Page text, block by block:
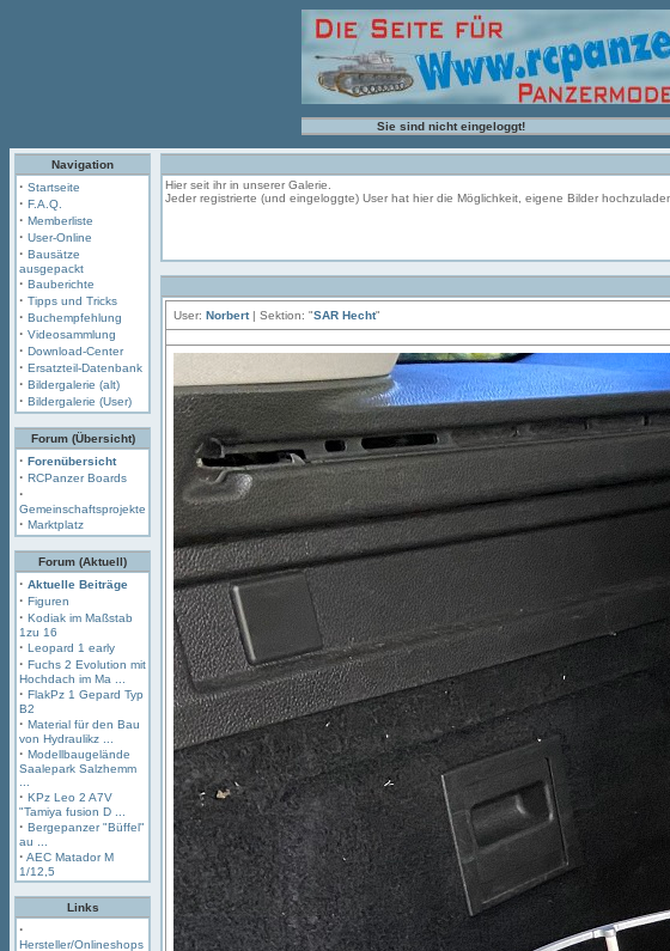
Sie sind nicht eingeloggt!
Navigation
· Startseite
· F.A.Q.
· Memberliste
· User-Online
· Bausätze
ausgepackt
· Bauberichte
· Tipps und Tricks
· Buchempfehlung
· Videosammlung
· Download-Center
· Ersatzteil-Datenbank
· Bildergalerie (alt)
· Bildergalerie (User)
Forum (Übersicht)
· Forenübersicht
· RCPanzer Boards
·
Gemeinschaftsprojekte
· Marktplatz
Forum (Aktuell)
· Aktuelle Beiträge
· Figuren
· Kodiak im Maßstab
1zu 16
· Leopard 1 early
· Fuchs 2 Evolution mit
Hochdach im Ma ...
· FlakPz 1 Gepard Typ
B2
· Material für den Bau
von Hydraulikz ...
· Modellbaugelände
Saalepark Salzhemm
· KPz Leo 2 A7V
"Tamiya fusion D ...
· Bergepanzer "Büffel"
au ...
· AEC Matador M
1/12,5
Links
·
Hersteller/Onlineshops
Hier seit ihr in unserer Galerie.
Jeder registrierte (und eingeloggte) User hat hier die Möglichkeit, eigene Bilder
User: Norbert| Sektion: "SAR Hecht"